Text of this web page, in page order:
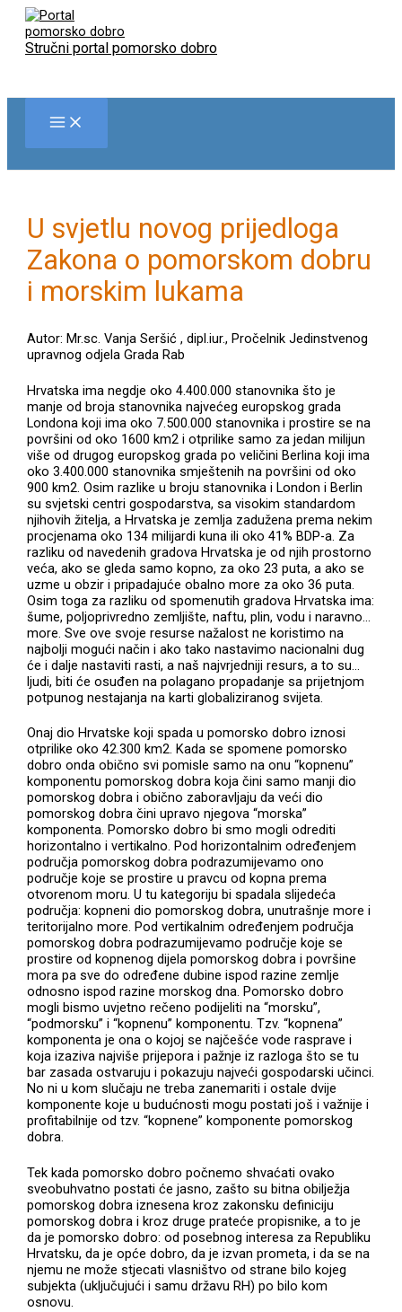
Skip
content
Stručni portal pomorsko dobro
U svjetlu novog prijedloga
Zakona o pomorskom dobru
i morskim lukama
Autor: Mr.sc. Vanja Seršić , dipl.iur., Pročelnik Jedinstvenog
upravnog odjela Grada Rab
Hrvatska ima negdje oko 4.400.000 stanovnika što je
manje od broja stanovnika najvećeg europskog grada
Londona koji ima oko 7.500.000 stanovnika i prostire se na
površini od oko 1600 km2 i otprilike samo za jedan milijun
više od drugog europskog grada po veličini Berlina koji ima
oko 3.400.000 stanovnika smještenih na površini od oko
900 km2. Osim razlike u broju stanovnika i London i Berlin
su svjetski centri gospodarstva, sa visokim standardom
njihovih žitelja, a Hrvatska je zemlja zadužena prema nekim
procjenama oko 134 milijardi kuna ili oko 41% BDP-a. Za
razliku od navedenih gradova Hrvatska je od njih prostorno
veća, ako se gleda samo kopno, za oko 23 puta, a ako se
uzme u obzir i pripadajuće obalno more za oko 36 puta.
Osim toga za razliku od spomenutih gradova Hrvatska ima:
šume, poljoprivredno zemljište, naftu, plin, vodu i naravno…
more. Sve ove svoje resurse nažalost ne koristimo na
najbolji mogući način i ako tako nastavimo nacionalni dug
će i dalje nastaviti rasti, a naš najvrjedniji resurs, a to su…
ljudi, biti će osuđen na polagano propadanje sa prijetnjom
potpunog nestajanja na karti globaliziranog svijeta.
Onaj dio Hrvatske koji spada u pomorsko dobro iznosi
otprilike oko 42.300 km2. Kada se spomene pomorsko
dobro onda obično svi pomisle samo na onu “kopnenu”
komponentu pomorskog dobra koja čini samo manji dio
pomorskog dobra i obično zaboravljaju da veći dio
pomorskog dobra čini upravo njegova “morska”
komponenta. Pomorsko dobro bi smo mogli odrediti
horizontalno i vertikalno. Pod horizontalnim određenjem
područja pomorskog dobra podrazumijevamo ono
područje koje se prostire u pravcu od kopna prema
otvorenom moru. U tu kategoriju bi spadala slijedeća
područja: kopneni dio pomorskog dobra, unutrašnje more i
teritorijalno more. Pod vertikalnim određenjem područja
pomorskog dobra podrazumijevamo područje koje se
prostire od kopnenog dijela pomorskog dobra i površine
mora pa sve do određene dubine ispod razine zemlje
odnosno ispod razine morskog dna. Pomorsko dobro
mogli bismo uvjetno rečeno podijeliti na “morsku”,
“podmorsku” i “kopnenu” komponentu. Tzv. “kopnena”
komponenta je ona o kojoj se najčešće vode rasprave i
koja izaziva najviše prijepora i pažnje iz razloga što se tu
bar zasada ostvaruju i pokazuju najveći gospodarski učinci.
No ni u kom slučaju ne treba zanemariti i ostale dvije
komponente koje u budućnosti mogu postati još i važnije i
profitabilnije od tzv. “kopnene” komponente pomorskog
dobra.
Tek kada pomorsko dobro počnemo shvaćati ovako
sveobuhvatno postati će jasno, zašto su bitna obilježja
pomorskog dobra iznesena kroz zakonsku definiciju
pomorskog dobra i kroz druge prateće propisnike, a to je
da je pomorsko dobro: od posebnog interesa za Republiku
Hrvatsku, da je opće dobro, da je izvan prometa, i da se na
njemu ne može stjecati vlasništvo od strane bilo kojeg
subjekta (uključujući i samu državu RH) po bilo kom
osnovu.